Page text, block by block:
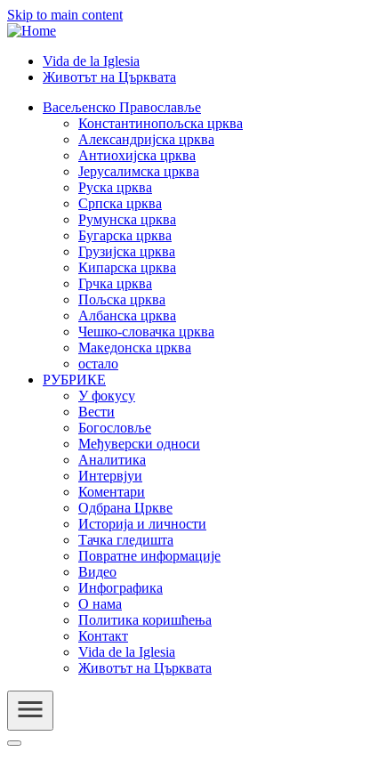
Skip to main content
Header
Category
Vida de la Iglesia
Животът на Църквата
Васељенско Православље
Константинопољска црква
Александријска црква
Антиохијска црква
Јерусалимска црква
Руска црква
Српска црква
Румунска црква
Бугарска црква
Грузијска црква
Кипарска црква
Грчка црква
Пољска црква
Албанска црква
Чешко-словачка црква
Македонска црква
остало
РУБРИКЕ
У фокусу
Вести
Богословље
Међуверски односи
Аналитика
Интервјуи
Коментари
Одбрана Цркве
Историја и личности
Тачка гледишта
Повратне информације
Видео
Инфографика
О нама
Политика коришћења
Контакт
Vida de la Iglesia
Животът на Църквата